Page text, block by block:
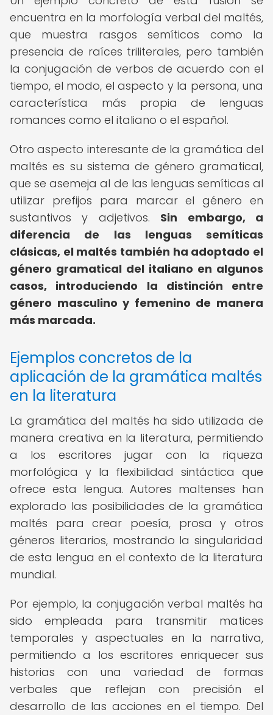
encuentra en la morfología verbal del maltés,
que muestra rasgos semíticos como la
presencia de raíces triliterales, pero también
la conjugación de verbos de acuerdo con el
tiempo, el modo, el aspecto y la persona, una
característica más propia de lenguas
romances como el italiano o el español.
Otro aspecto interesante de la gramática del
maltés es su sistema de género gramatical,
que se asemeja al de las lenguas semíticas al
utilizar prefijos para marcar el género en
sustantivos y adjetivos. Sin embargo, a
diferencia de las lenguas semíticas
clásicas, el maltés también ha adoptado el
género gramatical del italiano en algunos
casos, introduciendo la distinción entre
género masculino y femenino de manera
más marcada.
Ejemplos concretos de la
aplicación de la gramática maltés
en la literatura
La gramática del maltés ha sido utilizada de
manera creativa en la literatura, permitiendo
a los escritores jugar con la riqueza
morfológica y la flexibilidad sintáctica que
ofrece esta lengua. Autores maltenses han
explorado las posibilidades de la gramática
maltés para crear poesía, prosa y otros
géneros literarios, mostrando la singularidad
de esta lengua en el contexto de la literatura
mundial.
Por ejemplo, la conjugación verbal maltés ha
sido empleada para transmitir matices
temporales y aspectuales en la narrativa,
permitiendo a los escritores enriquecer sus
historias con una variedad de formas
verbales que reflejan con precisión el
desarrollo de las acciones en el tiempo. Del